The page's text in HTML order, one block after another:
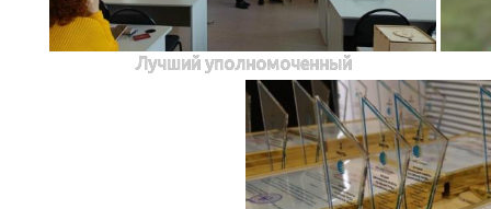
Лучший уполномоченный